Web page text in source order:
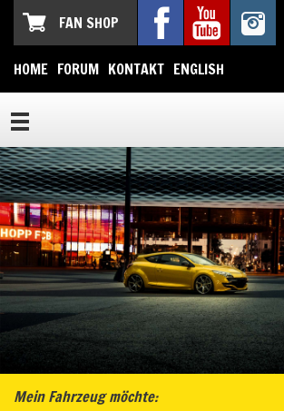
FAN SHOP
HOME FORUM KONTAKT ENGLISH
Mein Fahrzeug möchte: